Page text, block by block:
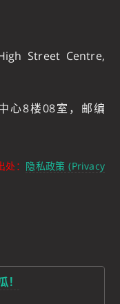
Street Centre,
心8楼08室，邮编
： 隐私政策 (Privacy
！